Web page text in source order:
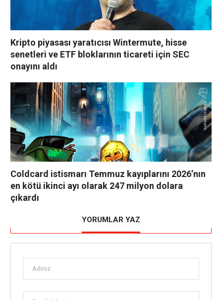
Kripto piyasası yaratıcısı Wintermute, hisse
senetleri ve ETF bloklarının ticareti için SEC
onayını aldı
Coldcard istismarı Temmuz kayıplarını 2026’nın
en kötü ikinci ayı olarak 247 milyon dolara
çıkardı
YORUMLAR YAZ